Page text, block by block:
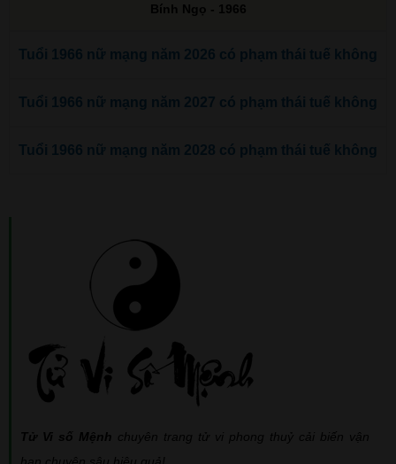
Bính Ngọ - 1966
Tuổi 1966 nữ mạng năm 2026 có phạm thái tuế không
Tuổi 1966 nữ mạng năm 2027 có phạm thái tuế không
Tuổi 1966 nữ mạng năm 2028 có phạm thái tuế không
Tử Vi số Mệnh chuyên trang tử vi phong thuỷ cải biến vận
hạn chuyên sâu hiệu quả!